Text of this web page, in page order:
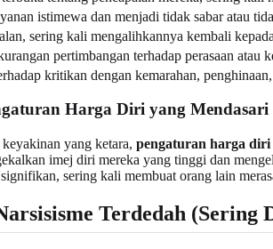
istimewa dan menjadi tidak sabar atau
sering kali mengalihkannya kembali
pertimbangan terhadap perasaan atau
kritikan dengan kemarahan,
Harga Diri yang Mendasari
yang ketara, pengaturan harga diri
imej diri mereka yang tinggi dan
sering kali membuat orang lain
Terdedah (Sering